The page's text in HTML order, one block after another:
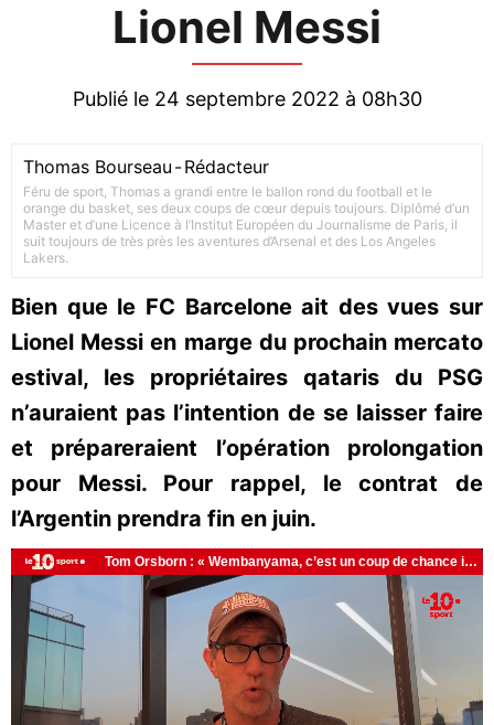
Lionel Messi
Publié le 24 septembre 2022 à 08h30
Thomas Bourseau -Rédacteur
Féru de sport, Thomas a grandi entre le ballon rond du football et le
orange du basket, ses deux coups de cœur depuis toujours. Diplômé d’un
Master et d’une Licence à l’Institut Européen du Journalisme de Paris, il
suit toujours de très près les aventures d’Arsenal et des Los Angeles
Lakers.
Bien que le FC Barcelone ait des vues sur
Lionel Messi en marge du prochain mercato
estival, les propriétaires qataris du PSG
n’auraient pas l’intention de se laisser faire
et prépareraient l’opération prolongation
pour Messi. Pour rappel, le contrat de
l’Argentin prendra fin en juin.